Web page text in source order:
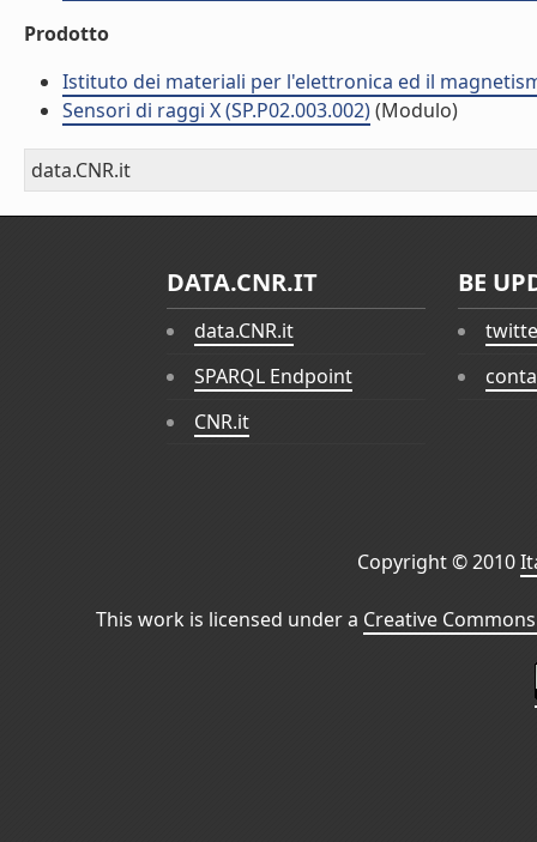
Prodotto
Istituto dei materiali per l'elettronica ed il
Sensori di raggi X (SP.P02.003.002)(Modulo)
data.CNR.it
DATA.CNR.IT
data.CNR.it
SPARQL Endpoint
CNR.it
BE
Copyright © 2010
This work is licensed under a Creative